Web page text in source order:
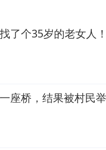
共筑健康中国
了个35岁的老女人！
座桥，结果被村民举